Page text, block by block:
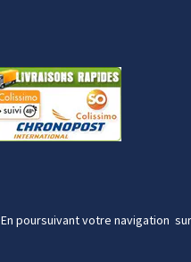
En poursuivant votre navigation